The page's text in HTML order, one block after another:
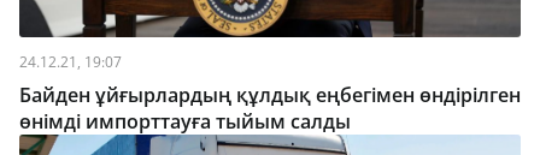
24.12.21, 19:07
Байден ұйғырлардың құлдық еңбегімен өндірілген
өнімді импорттауға тыйым салды